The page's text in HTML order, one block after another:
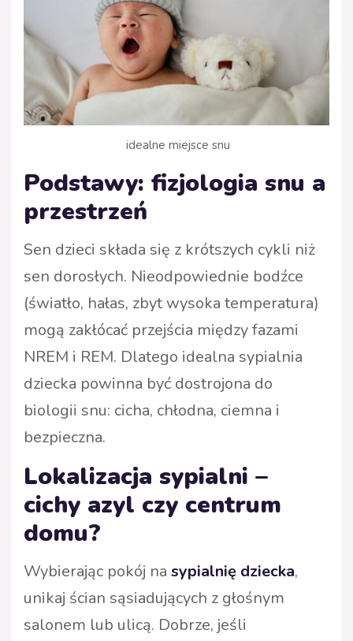
idealne miejsce snu
Podstawy: fizjologia snu a
przestrzeń
Sen dzieci składa się z krótszych cykli niż
sen dorosłych. Nieodpowiednie bodźce
(światło, hałas, zbyt wysoka temperatura)
mogą zakłócać przejścia między fazami
NREM i REM. Dlatego idealna sypialnia
dziecka powinna być dostrojona do
biologii snu: cicha, chłodna, ciemna i
bezpieczna.
Lokalizacja sypialni –
cichy azyl czy centrum
domu?
Wybierając pokój na sypialnię dziecka,
unikaj ścian sąsiadujących z głośnym
salonem lub ulicą. Dobrze, jeśli